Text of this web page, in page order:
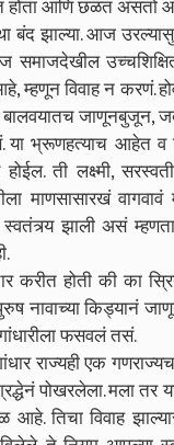
होता आणि छळत असतो
झाल्या. आज
म्हणून विवाह न करणं.
जाणूनबुजून,
या भ्रूणहत्याच आहेत व
होईल. ती लक्ष्मी,
माणसासारखं
झाली असं
होती की का
नावाच्या किड्यानं
फसवलं तसं.
एक गणराज्यच
पोखरलेला. मला तर
आहे. तिचा विवाह